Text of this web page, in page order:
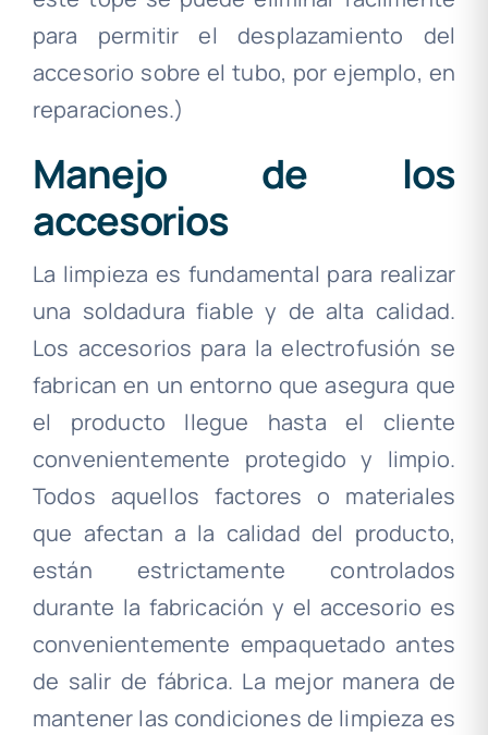
para permitir el desplazamiento del
accesorio sobre el tubo, por ejemplo, en
reparaciones.)
Manejo de los
accesorios
La limpieza es fundamental para realizar
una soldadura fiable y de alta calidad.
Los accesorios para la electrofusión se
fabrican en un entorno que asegura que
el producto llegue hasta el cliente
convenientemente protegido y limpio.
Todos aquellos factores o materiales
que afectan a la calidad del producto,
están estrictamente controlados
durante la fabricación y el accesorio es
convenientemente empaquetado antes
de salir de fábrica. La mejor manera de
mantener las condiciones de limpieza es